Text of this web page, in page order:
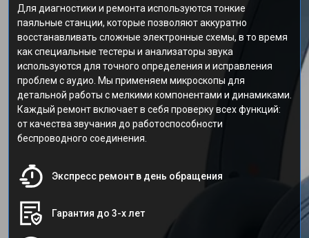
Для диагностики и ремонта используются тонкие
паяльные станции, которые позволяют аккуратно
восстанавливать сложные электронные схемы, в то время
как специальные тестеры и анализаторы звука
используются для точного определения и исправления
проблем с аудио. Мы применяем микроскопы для
детальной работы с мелкими компонентами и динамиками.
Каждый ремонт включает в себя проверку всех функций:
от качества звучания до работоспособности
беспроводного соединения.
Экспресс ремонт в день обращения
Гарантия до 3-х лет